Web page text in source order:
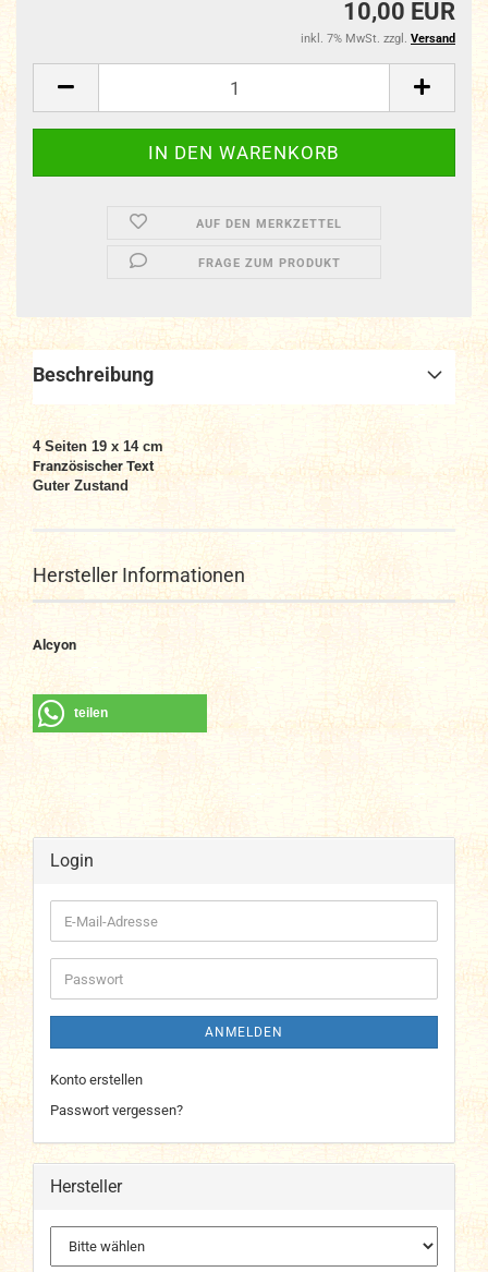
10,00 EUR
inkl. 7% MwSt. zzgl. Versand
AUF DEN MERKZETTEL
FRAGE ZUM PRODUKT
Beschreibung
4 Seiten 19 x 14 cm
Französischer Text
Guter Zustand
Hersteller Informationen
Alcyon
teilen
Login
E-
Mail-
Adresse
Passwort
ANMELDEN
Konto erstellen
Passwort vergessen?
Hersteller